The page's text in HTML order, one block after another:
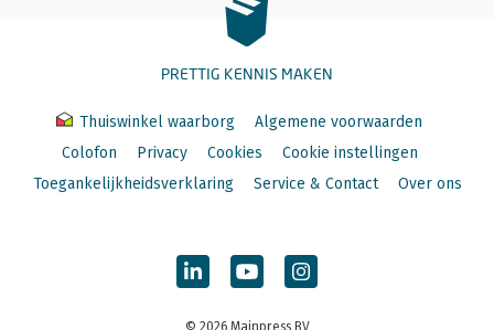
PRETTIG KENNIS MAKEN
Thuiswinkel waarborg
Algemene voorwaarden
Colofon
Privacy Cookies
Cookie instellingen
Toegankelijkheidsverklaring
Service & Contact Over ons
© 2026 Mainpress BV